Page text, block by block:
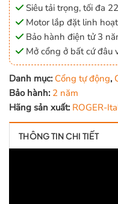
Siêu tải trọng, tối đa
Motor lắp đặt linh
Bảo hành điện tử 3
Mở cổng ở bất cứ đâu
Danh mục: Cổng tự động,
Bảo hành: 2 năm
Hãng sản xuất: ROGER-
THÔNG TIN CHI TIẾT